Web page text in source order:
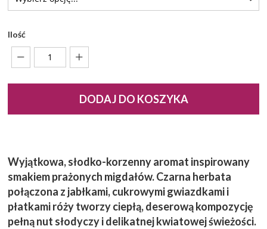
Ilość
DODAJ DO KOSZYKA
Wyjątkowa, słodko-korzenny aromat inspirowany
smakiem prażonych migdałów. Czarna herbata
połączona z jabłkami, cukrowymi gwiazdkami i
płatkami róży tworzy ciepłą, deserową kompozycję
pełną nut słodyczy i delikatnej kwiatowej świeżości.